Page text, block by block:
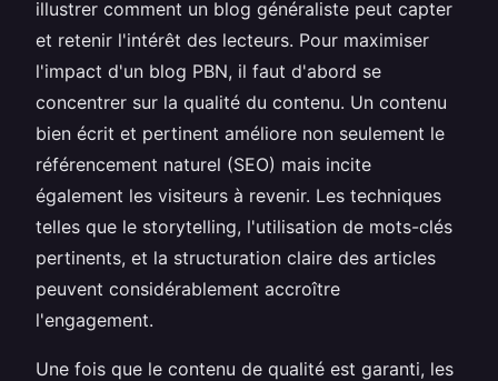
illustrer comment un blog généraliste peut capter
et retenir l'intérêt des lecteurs. Pour maximiser
l'impact d'un blog PBN, il faut d'abord se
concentrer sur la qualité du contenu. Un contenu
bien écrit et pertinent améliore non seulement le
référencement naturel (SEO) mais incite
également les visiteurs à revenir. Les techniques
telles que le storytelling, l'utilisation de mots-clés
pertinents, et la structuration claire des articles
peuvent considérablement accroître
l'engagement.
Une fois que le contenu de qualité est garanti, les